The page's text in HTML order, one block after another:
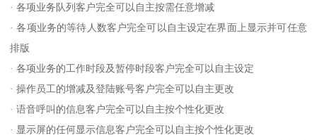
· 各项业务队列客户完全可以自主按需任意增减
· 各项业务的等待人数客户完全可以自主设定在界面上显示并可任意
排版
· 各项业务的工作时段及暂停时段客户完全可以自主设定
· 操作员工的增减及登陆账号客户完全可以自主更改
· 语音呼叫的信息客户完全可以自主按个性化更改
· 显示屏的任何显示信息客户完全可以自主按个性化更改